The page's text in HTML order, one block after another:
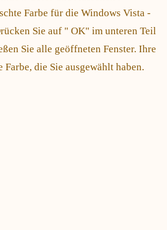
Farbe für die Windows Vista -
Sie auf " OK" im unteren Teil
Sie alle geöffneten Fenster. Ihre
die Sie ausgewählt haben.